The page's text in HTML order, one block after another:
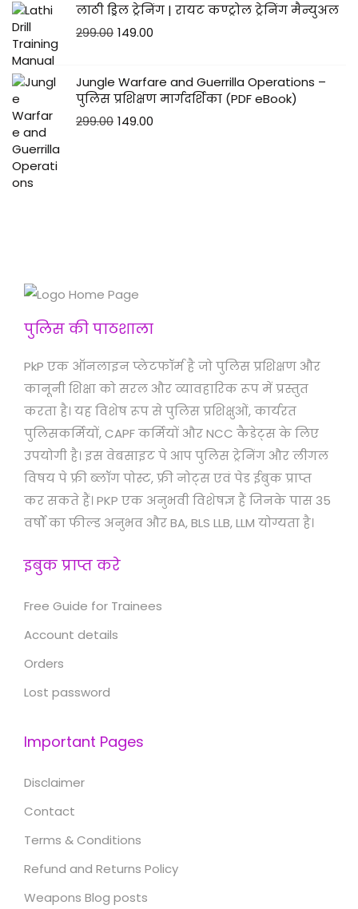
लाठी ड्रिल ट्रेनिंग | रायट कण्ट्रोल ट्रेनिंग मैन्युअल
299.00 149.00
Jungle Warfare and Guerrilla Operations –
पुलिस प्रशिक्षण मार्गदर्शिका (PDF eBook)
299.00 149.00
पुलिस की पाठशाला
PkP एक ऑनलाइन प्लेटफॉर्म है जो पुलिस प्रशिक्षण और
कानूनी शिक्षा को सरल और व्यावहारिक रूप में प्रस्तुत
करता है। यह विशेष रूप से पुलिस प्रशिक्षुओं, कार्यरत
पुलिसकर्मियों, CAPF कर्मियों और NCC कैडेट्स के लिए
उपयोगी है। इस वेबसाइट पे आप पुलिस ट्रेनिंग और लीगल
विषय पे फ्री ब्लॉग पोस्ट, फ्री नोट्स एवं पेड ईबुक प्राप्त
कर सकते हैं। PKP एक अनुभवी विशेषज्ञ हैं जिनके पास 35
वर्षों का फील्ड अनुभव और BA, BLS LLB, LLM योग्यता है।
इबुक प्राप्त करे
Free Guide for Trainees
Account details
Orders
Lost password
Important Pages
Disclaimer
Contact
Terms & Conditions
Refund and Returns Policy
Weapons Blog posts